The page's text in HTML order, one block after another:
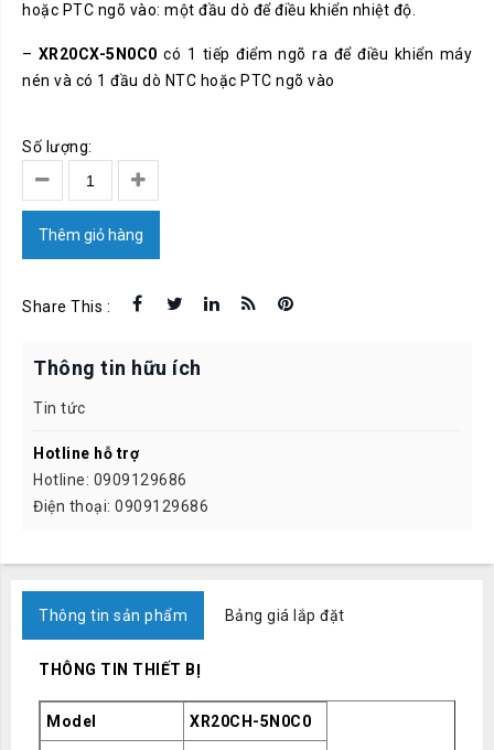
hoặc PTC ngõ vào: một đầu dò để điều khiển nhiệt độ.
– XR20CX-5N0C0có 1 tiếp điểm ngõ ra để điều khiển máy
nén và có 1 đầu dò NTC hoặc PTC ngõ vào
Số lượng:
Thêm giỏ hàng
Share This :
Thông tin hữu ích
Tin tức
Hotline hỗ trợ
Hotline: 0909129686
Điện thoại: 0909129686
Thông tin sản phẩm Bảng giá lắp đặt
THÔNG TIN THIẾT BỊ
Model XR20CH-5N0C0